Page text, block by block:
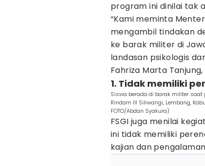
program ini dinilai tak
“Kami meminta
mengambil tindakan
ke barak militer di
landasan psikologis
Fahriza Marta
1. Tidak memiliki
Siswa berada di barak militer saat
Rindam III Siliwangi, Lembang,
FOTO/Abdan Syakura)
FSGI juga menilai
ini tidak memiliki
kajian dan